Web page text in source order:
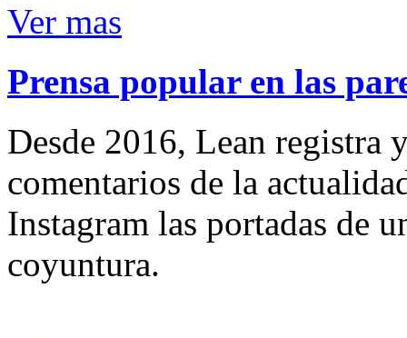
Ver mas
Prensa popular en las
Desde 2016, Lean registra
comentarios de la
Instagram las portadas de
coyuntura.